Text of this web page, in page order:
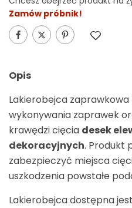
Zamów próbnik!
Alternative:
Opis
Lakierobejca
wykonywania zaprawek
krawędzi cięcia desek
dekoracyjnych. Produkt
zabezpieczyć miejsca
uszkodzenia powstałe
Lakierobejca dostępna